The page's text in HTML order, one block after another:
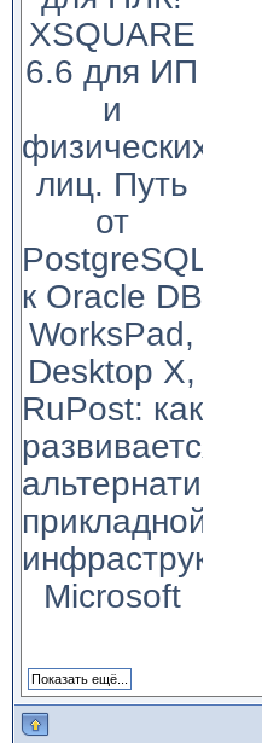
XSQUARE
6.6 для ИП
и
физических
лиц. Путь
от
PostgreSQL
к Oracle DB
WorksPad,
Desktop X,
RuPost: как
развивается
альтернатива
прикладной
инфраструктуре
Microsoft